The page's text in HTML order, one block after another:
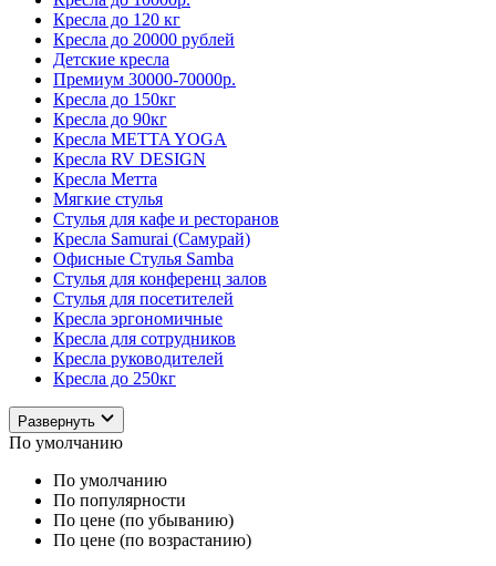
Кресла до 120 кг
Кресла до 20000 рублей
Детские кресла
Премиум 30000-70000р.
Кресла до 150кг
Кресла до 90кг
Кресла METTA YOGA
Кресла RV DESIGN
Кресла Метта
Мягкие стулья
Стулья для кафе и ресторанов
Кресла Samurai (Самурай)
Офисные Стулья Samba
Стулья для конференц залов
Стулья для посетителей
Кресла эргономичные
Кресла для сотрудников
Кресла руководителей
Кресла до 250кг
Развернуть
По умолчанию
По умолчанию
По популярности
По цене (по убыванию)
По цене (по возрастанию)